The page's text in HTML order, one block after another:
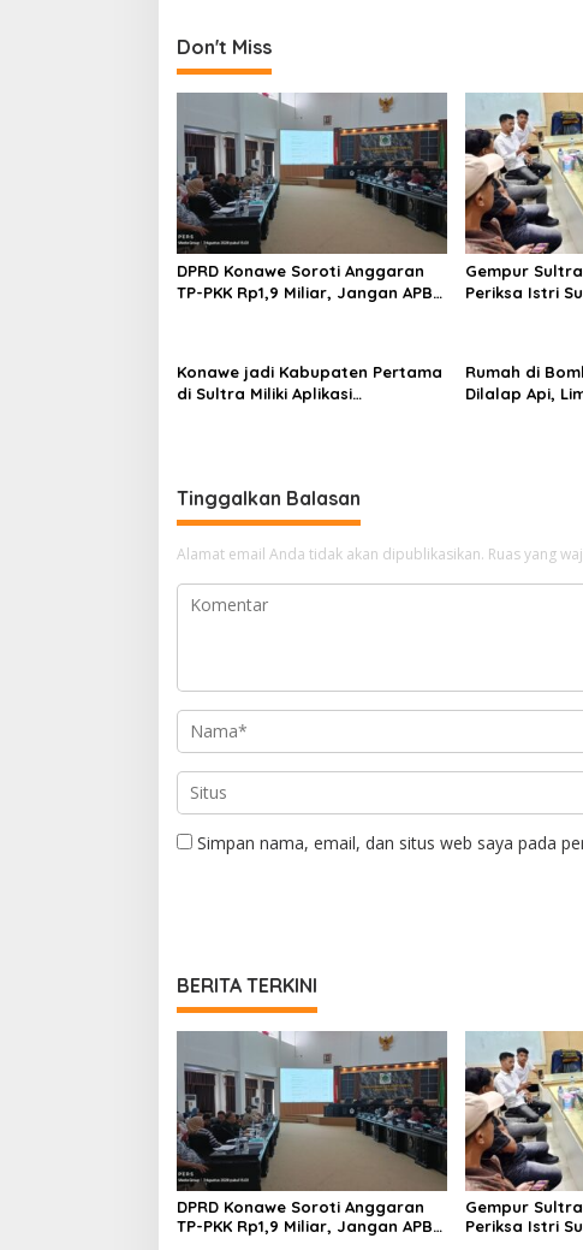
o
s
Don't Miss
DPRD Konawe Soroti Anggaran
TP-PKK Rp1,9 Miliar, Jangan APBD
Gempur
Periksa Istri
Konawe jadi Kabupaten Pertama
di Sultra Miliki Aplikasi
Rumah di
Dilalap Api,
Tinggalkan Balasan
Alamat email Anda tidak akan dipublikasikan. Ruas yang
Simpan nama, email, dan situs web saya pada
BERITA TERKINI
DPRD Konawe Soroti Anggaran
TP-PKK Rp1,9 Miliar, Jangan APBD
Gempur
Periksa Istri